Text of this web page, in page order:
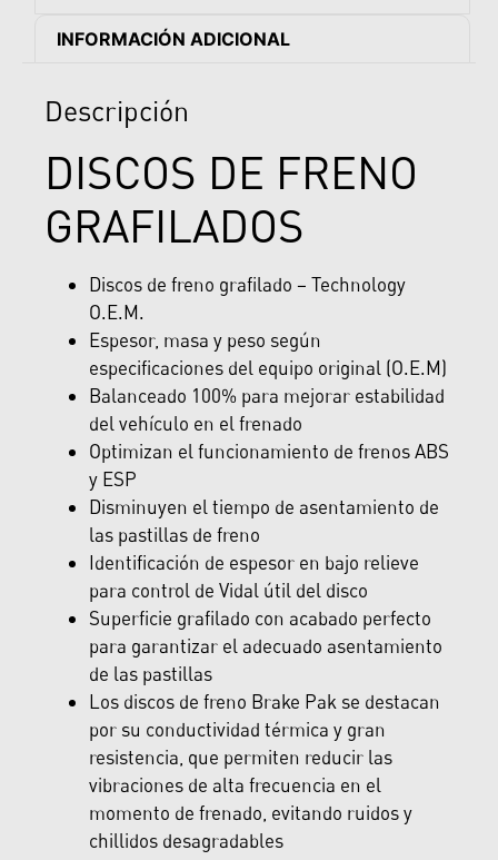
INFORMACIÓN ADICIONAL
Descripción
DISCOS DE FRENO
GRAFILADOS
Discos de freno grafilado – Technology
O.E.M.
Espesor, masa y peso según
especificaciones del equipo original (O.E.M)
Balanceado 100% para mejorar estabilidad
del vehículo en el frenado
Optimizan el funcionamiento de frenos ABS
y ESP
Disminuyen el tiempo de asentamiento de
las pastillas de freno
Identificación de espesor en bajo relieve
para control de Vidal útil del disco
Superficie grafilado con acabado perfecto
para garantizar el adecuado asentamiento
de las pastillas
Los discos de freno Brake Pak se destacan
por su conductividad térmica y gran
resistencia, que permiten reducir las
vibraciones de alta frecuencia en el
momento de frenado, evitando ruidos y
chillidos desagradables